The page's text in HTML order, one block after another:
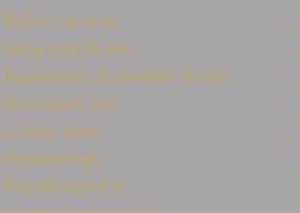
Huller i ørerne
Sælg guld & sølv
Reparation af smykker & ure
Eksklusive ure
Unikke varer
Vielsesringe
Privatlivspolitik